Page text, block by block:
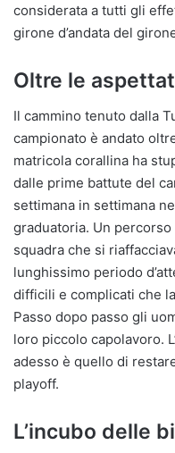
considerata a tutti gli
girone d’andata del
Oltre le
Il cammino tenuto dalla
campionato è andato
matricola corallina ha
dalle prime battute del
settimana in settimana
graduatoria. Un
squadra che si
lunghissimo periodo
difficili e complicati che
Passo dopo passo gli
loro piccolo capolavoro.
adesso è quello di
playoff.
L’incubo delle